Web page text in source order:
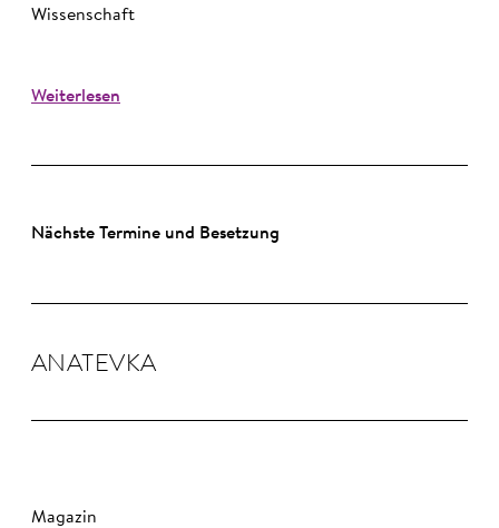
Wissenschaft
Weiterlesen
Nächste Termine und Besetzung
ANA­TEVKA
Magazin